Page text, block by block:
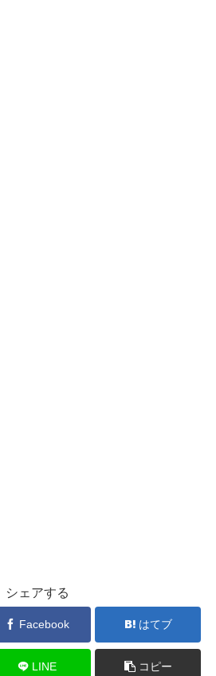
シェアする
Facebook はてブ
LINE コピー